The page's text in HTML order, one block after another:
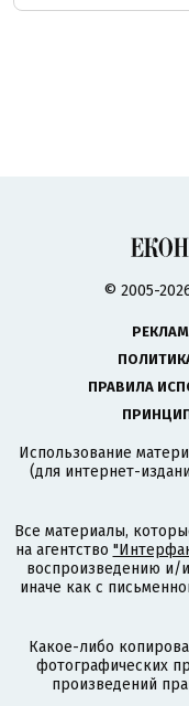
© 2005-
ПРАВИЛА
Использование
(для интернет-
Все материалы,
на агентство
воспроизведению и/
иначе как с
Какое-либо
фотографических
произведений